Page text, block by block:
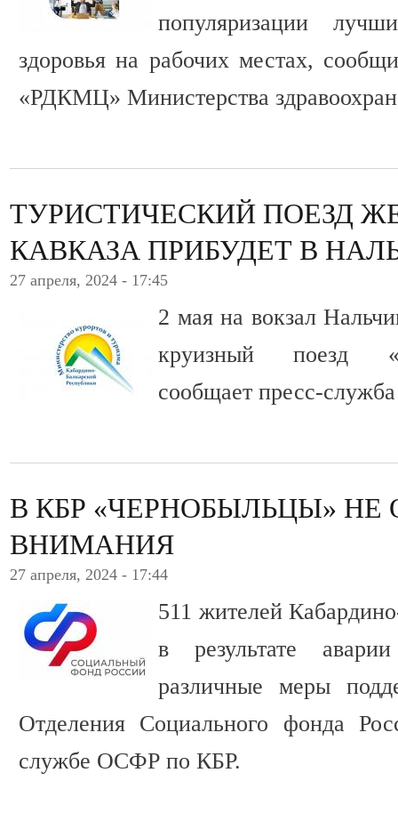
популяризации
здоровья на рабочих местах,
«РДКМЦ» Министерства
ТУРИСТИЧЕСКИЙ ПОЕЗД
КАВКАЗА ПРИБУДЕТ В
27 апреля, 2024 - 17:45
2 мая на вокзал
круизный поезд
сообщает пресс-
В КБР «ЧЕРНОБЫЛЬЦЫ» НЕ
ВНИМАНИЯ
27 апреля, 2024 - 17:44
511 жителей
в результате
различные меры
Отделения Социального фонда
службе ОСФР по КБР.